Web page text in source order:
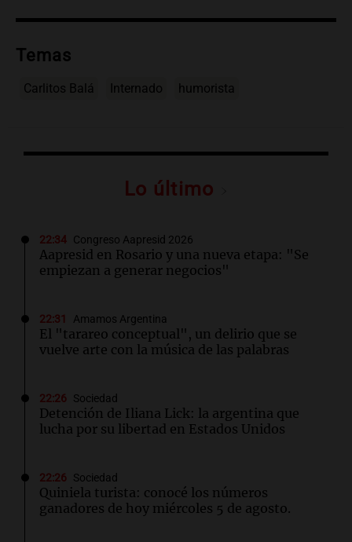
Temas
Carlitos Balá Internado humorista
Lo último
22:34 Congreso Aapresid 2026
Aapresid en Rosario y una nueva etapa: "Se
empiezan a generar negocios"
22:31 Amamos Argentina
El "tarareo conceptual", un delirio que se
vuelve arte con la música de las palabras
22:26 Sociedad
Detención de Iliana Lick: la argentina que
lucha por su libertad en Estados Unidos
22:26 Sociedad
Quiniela turista: conocé los números
ganadores de hoy miércoles 5 de agosto.